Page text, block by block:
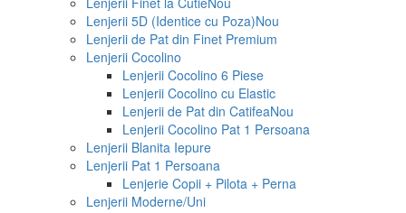
Lenjerii 5D (Identice cu Poza)Nou
Lenjerii de Pat din Finet Premium
Lenjerii Cocolino
Lenjerii Cocolino 6 Piese
Lenjerii Cocolino cu Elastic
Lenjerii de Pat din CatifeaNou
Lenjerii Cocolino Pat 1 Persoana
Lenjerii Blanita Iepure
Lenjerii Pat 1 Persoana
Lenjerie Copii + Pilota + Perna
Lenjerii Moderne/Uni